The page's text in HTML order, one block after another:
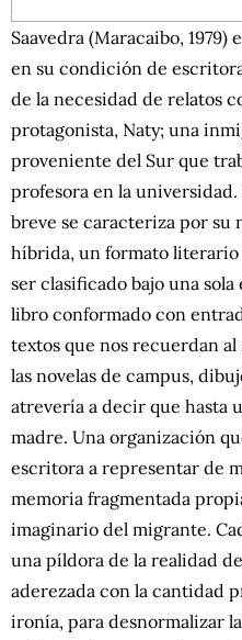
Saavedra (Maracaibo, 1979)
en su condición de
de la necesidad de relatos
protagonista, Naty; una
proveniente del Sur que
profesora en la universidad.
breve se caracteriza por su
híbrida, un formato literario
ser clasificado bajo una
libro conformado con
textos que nos recuerdan al
las novelas de campus,
atrevería a decir que hasta
madre. Una organización
escritora a representar de
memoria fragmentada
imaginario del migrante.
una píldora de la realidad
aderezada con la cantidad
ironía, para desnormalizar